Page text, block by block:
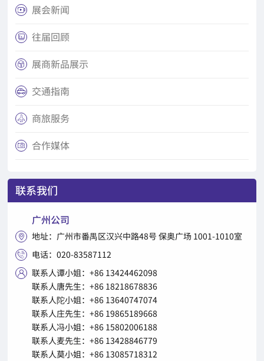
 展会新闻
 往届回顾
 展商新品展示
 交通指南
 商旅服务
 合作媒体
联系我们
广州公司
 地址：广州市番禺区汉兴中路48号 保奥广场 1001-1010室
 电话：020-83587112

联系人谭小姐：+86 13424462098
联系人唐先生：+86 18218678836
联系人陀小姐：+86 13640747074
联系人庄先生：+86 19865189668
联系人冯小姐：+86 15802006188
联系人麦先生：+86 13428846779
联系人莫小姐：+86 13085718312